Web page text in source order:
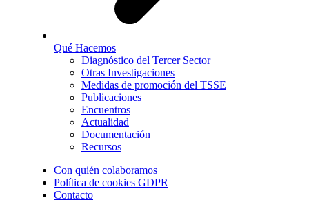
Qué Hacemos
Diagnóstico del Tercer Sector
Otras Investigaciones
Medidas de promoción del TSSE
Publicaciones
Encuentros
Actualidad
Documentación
Recursos
Con quién colaboramos
Política de cookies GDPR
Contacto